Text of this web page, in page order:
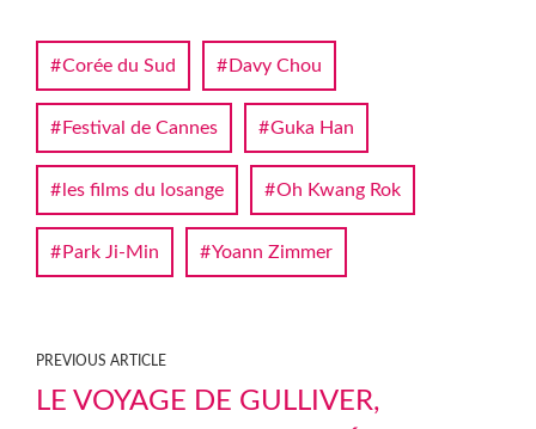
Corée du Sud Davy Chou
Festival de Cannes Guka Han
les films du losange Oh Kwang Rok
Park Ji-Min Yoann Zimmer
PREVIOUS ARTICLE
LE VOYAGE DE GULLIVER,